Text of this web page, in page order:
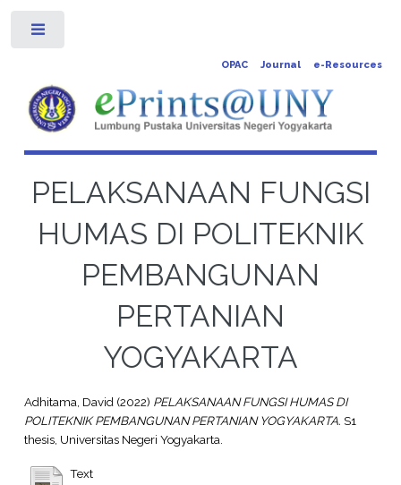
OPAC Journal e-Resources
PELAKSANAAN FUNGSI
HUMAS DI POLITEKNIK
PEMBANGUNAN
PERTANIAN
YOGYAKARTA
Adhitama, David(2022) PELAKSANAAN FUNGSI HUMAS DI
POLITEKNIK PEMBANGUNAN PERTANIAN YOGYAKARTA. S1
thesis, Universitas Negeri Yogyakarta.
Text